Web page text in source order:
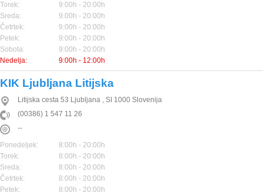
Torek:
9:00h - 20:00h
Sreda:
9:00h - 20:00h
Četrtek:
9:00h - 20:00h
Petek:
9:00h - 20:00h
Sobota:
9:00h - 20:00h
Nedelja:
9:00h - 12:00h
KIK Ljubljana Litijska
Litijska cesta 53 Ljubljana , SI 1000 Slovenija
(00386) 1 547 11 26
--
Ponedeljek:
8:00h - 20:00h
Torek:
8:00h - 20:00h
Sreda:
8:00h - 20:00h
Četrtek:
8:00h - 20:00h
Petek:
8:00h - 20:00h